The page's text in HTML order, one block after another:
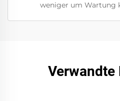
weniger um Wartung
Verwandte